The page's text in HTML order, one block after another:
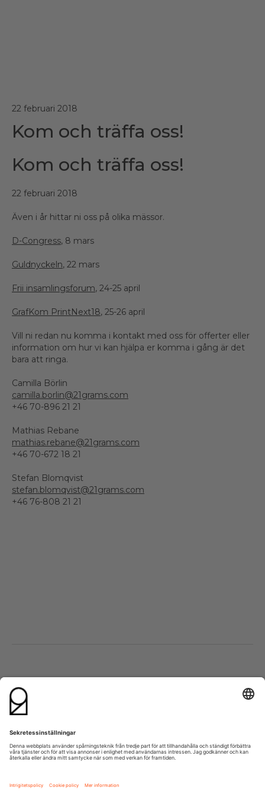
22 februari 2018
Kom och träffa oss!
Kom och träffa oss!
22 februari 2018
Även i år hittar ni oss på olika mässor.
D-Congress, 8 mars
Guldnyckeln, 22 mars
Frii insamlingsforum, 24-25 april
GrafKom PrintNext18, 25-26 april
Vill ni redan nu komma i kontakt med oss för offerter eller
information om hur vi kan hjälpa er komma i gång är det
bara att ringa.
Camilla Börlin
camilla.borlin@21grams.com
+46 70-896 21 21
Mathias Rebane
mathias.rebane@21grams.com
+46 70-672 18 21
Stefan Blomqvist
stefan.blomqvist@21grams.com
+46 76-808 21 21